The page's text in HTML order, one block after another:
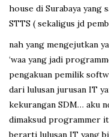
house di Surabaya yang
STTS ( sekaligus jd
nah yang mengejutkan
‘waa yang jadi
pengakuan pemilik
dari lulusan jurusan IT
kekurangan SDM… aku
dimaksud programmer
berarti lulusan IT yang